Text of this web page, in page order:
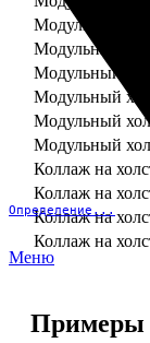
Определение...
Меню
Модульный
Модульный
Модульный
Модульный
Модульный
Модульный
Коллаж на
Коллаж на
Коллаж на
Коллаж на
Примеры